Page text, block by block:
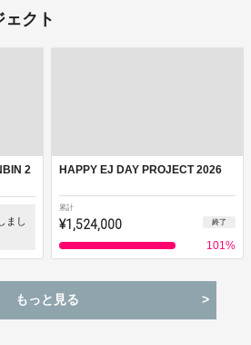
ェクト
2
まし
HAPPY EJ DAY PROJECT 2026
累計
¥1,524,000 終了
101 %
もっと見る